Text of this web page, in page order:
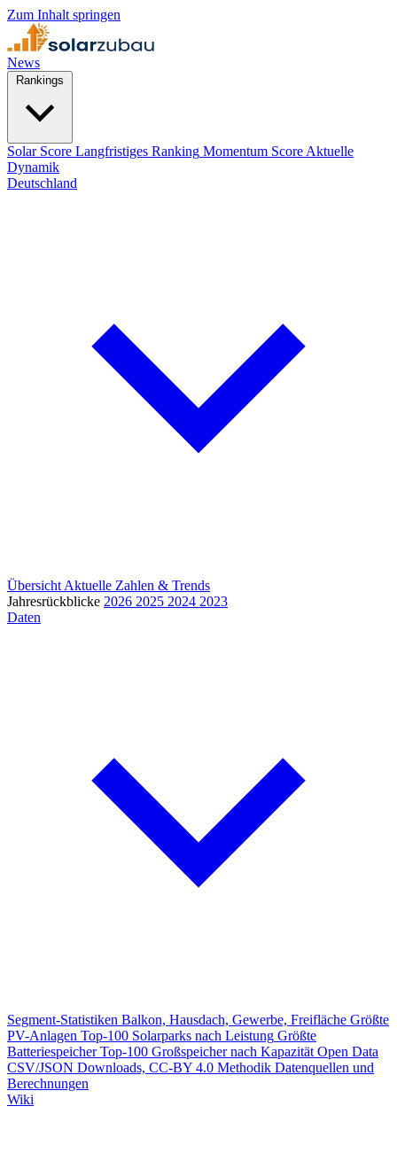
Zum Inhalt springen
News
Solar Score Langfristiges Ranking Momentum Score Aktuelle
Dynamik
Deutschland
Übersicht Aktuelle Zahlen & Trends
Jahresrückblicke 2026 2025 2024 2023
Daten
Segment-Statistiken Balkon, Hausdach, Gewerbe, Freifläche Größte
PV-Anlagen Top-100 Solarparks nach Leistung Größte
Batteriespeicher Top-100 Großspeicher nach Kapazität Open Data
CSV/JSON Downloads, CC-BY 4.0 Methodik Datenquellen und
Berechnungen
Wiki